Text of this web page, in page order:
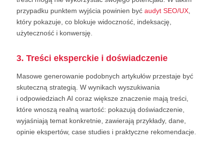
przypadku punktem wyjścia powinien być audyt SEO/UX,
który pokazuje, co blokuje widoczność, indeksację,
użyteczność i konwersję.
3. Treści eksperckie i doświadczenie
Masowe generowanie podobnych artykułów przestaje być
skuteczną strategią. W wynikach wyszukiwania
i odpowiedziach AI coraz większe znaczenie mają treści,
które wnoszą realną wartość: pokazują doświadczenie,
wyjaśniają temat konkretnie, zawierają przykłady, dane,
opinie ekspertów, case studies i praktyczne rekomendacje.